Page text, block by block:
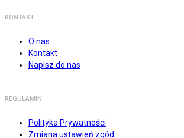
KONTAKT
O nas
Kontakt
Napisz do nas
REGULAMIN
Polityka Prywatności
Zmiana ustawień zgód